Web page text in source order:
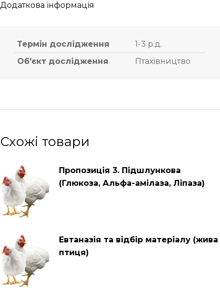
Додаткова інформація
Термін дослідження
1-3 р.д.
Об'єкт дослідження
Птахівництво
Схожі товари
Пропозиція 3. Підшлункова
(Глюкоза, Альфа-амілаза, Ліпаза)
Евтаназія та відбір матеріалу (жива
птиця)